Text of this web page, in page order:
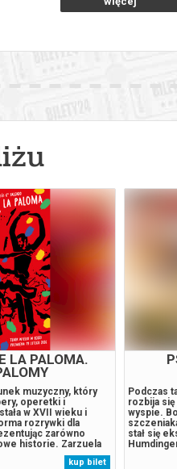
LA PALOMA.
muzyczny, który
operetki i
w XVII wieku i
rozrywki dla
zarówno
historie. Zarzuela
kup bilet
Podczas
rozbija
wyspie.
stał się
wyspy,